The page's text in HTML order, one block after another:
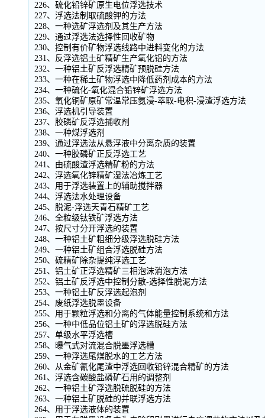
226、硫化铅锌矿原生电位浮选技术
227、浮选法制取硫酸钾的方法
228、一种选矿浮选剂及其生产方法
229、通过浮选法选择性回收矿物
230、控制有价矿物浮选线路中进料变化的方法
231、反浮选铝土矿精矿生产氧化铝的方法
232、一种铝土矿反浮选精矿预脱硅方法
233、一种在稀土矿物浮选中降低药剂成本的方法
234、一种硫化-氧化混合铅锌矿浮选方法
235、氧化铜矿原矿常温常压氨浸-萃取-电积-浸渣浮选方法
236、浮选机引导装置
237、胶磷矿反浮选捕收剂
238、一种煤浮选剂
239、通过浮选法从悬浮液中分离杂质的装置
240、一种胶磷矿正反浮选工艺
241、由硫酸渣浮选精矿粉的方法
242、浮选氧化锌精矿湿法冶炼工艺
243、用于浮选装置上的辅助搅拌器
244、浮选法水处理设备
245、脱泥-浮选天青石精矿工艺
246、全粒级钛铁矿浮选方法
247、按尺寸分开浮选的装置
248、一种铝土矿粗细分级浮选脱硅方法
249、一种铝土矿组合浮选脱硅方法
250、硫精矿除杂提纯浮选工艺
251、铝土矿正浮选精矿三相泡沫消泡方法
252、铝土矿反浮选中控制分散-选择性脱泥方法
253、一种铝土矿反浮选起泡剂
254、废纸浮选脱墨设备
255、用于颗粒浮选和分离的气体能量控制系统和方法
256、一种中低品位铝土矿的浮选脱硅方法
257、单级水平浮选槽
258、曝气式对流混合脱墨浮选槽
259、一种浮选尾煤脱水的工艺方法
260、从金矿氰化尾渣中浮选回收铅锌混合精矿的方法
261、浮选含碳酸盐磷矿石用的调整剂
262、一种铝土矿浮选脱硫脱硅的方法
263、一种铝土矿脱硅的并联浮选方法
264、用于浮选液体的装置